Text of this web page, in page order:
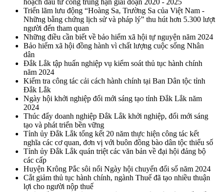
hoạch đầu tư công trung hạn giai đoạn 2020 - 2025
Triển lãm lưu động “Hoàng Sa, Trường Sa của Việt Nam -
Những bằng chứng lịch sử và pháp lý” thu hút hơn 5.300 lượt
người đến tham quan
Những điều cần biết về bảo hiểm xã hội tự nguyện năm 2024
Bảo hiểm xã hội đồng hành vì chất lượng cuộc sống Nhân
dân
Đắk Lắk tập huấn nghiệp vụ kiểm soát thủ tục hành chính
năm 2024
Kiểm tra công tác cải cách hành chính tại Ban Dân tộc tỉnh
Đắk Lắk
Ngày hội khởi nghiệp đổi mới sáng tạo tỉnh Đắk Lắk năm
2024
Thúc đẩy doanh nghiệp Đắk Lắk khởi nghiệp, đổi mới sáng
tạo và phát triển bền vững
Tỉnh ủy Đắk Lắk tổng kết 20 năm thực hiện công tác kết
nghĩa các cơ quan, đơn vị với buôn đồng bào dân tộc thiểu số
Tỉnh ủy Đắk Lắk quán triệt các văn bản về đại hội đảng bộ
các cấp
Huyện Krông Pắc sôi nổi Ngày hội chuyển đổi số năm 2024
Cắt giảm thủ tục hành chính, ngành Thuế đã tạo nhiều thuận
lợi cho người nộp thuế